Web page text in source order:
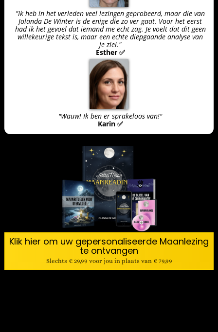
"Ik heb in het verleden veel lezingen geprobeerd, maar die van
Jolanda De Winter is de enige die zo ver gaat. Voor het eerst
had ik het gevoel dat iemand me echt zag. Je voelt dat dit geen
willekeurige tekst is, maar een echte diepgaande analyse van
je ziel."
Esther ✅
"Wauw! Ik ben er sprakeloos van!"
Karin ✅
Klik hier om uw gepersonaliseerde Maanlezing
te ontvangen
Slechts € 29,99 voor jou in plaats van € 79,99